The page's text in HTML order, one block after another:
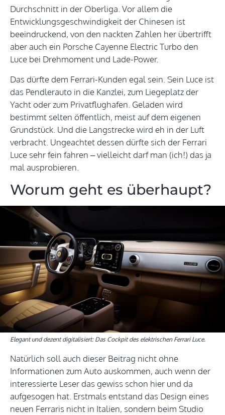
Durchschnitt in der Oberliga. Vor allem die
Entwicklungsgeschwindigkeit der Chinesen ist
beeindruckend, von den nackten Zahlen her übertrifft
aber auch ein Porsche Cayenne Electric Turbo den
Luce bei Drehmoment und Lade-Power.
Das dürfte dem Ferrari-Kunden egal sein. Sein Luce ist
das Pendlerauto in die Kanzlei, zum Liegeplatz der
Yacht oder zum Privatflughafen. Geladen wird
bestimmt selten öffentlich, meist auf dem eigenen
Grundstück. Und die Langstrecke wird eh in der Luft
verbracht. Ungeachtet dessen dürfte sich der Ferrari
Luce sehr fein fahren – vielleicht darf man (ich!) das ja
mal ausprobieren.
Worum geht es überhaupt?
Elegant und dezent digitalisiert: Das Cockpit des elektrischen Ferrari Luce.
Natürlich soll auch dieser Beitrag nicht ohne
Informationen zum Auto auskommen, auch wenn der
interessierte Leser das gewiss schon hier und da
aufgesogen hat. Erstmals entstand das Design eines
neuen Ferraris nicht in Italien, sondern beim Studio